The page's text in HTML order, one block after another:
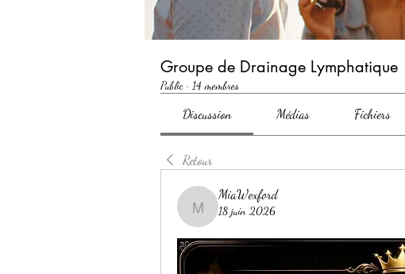
Groupe de Drainage Lymphatique
Public · 14 membres
Discussion Médias Fichiers
Retour
MiaWexford
MiaWexford
18 juin 2026